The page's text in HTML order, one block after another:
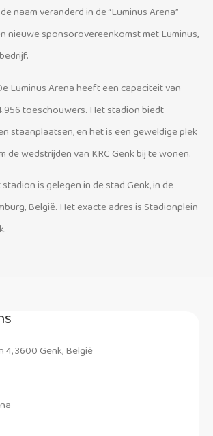
naam veranderd in de “Luminus Arena”
nieuwe sponsorovereenkomst met Luminus,
Luminus Arena heeft een capaciteit van
toeschouwers. Het stadion biedt
staanplaatsen, en het is een geweldige plek
de wedstrijden van KRC Genk bij te wonen.
is gelegen in de stad Genk, in de
België. Het exacte adres is Stadionplein
4, 3600 Genk, België